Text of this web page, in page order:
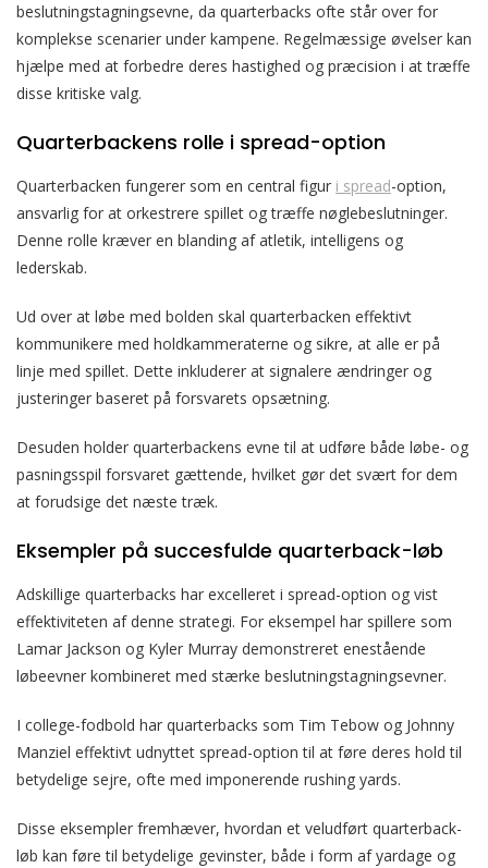
beslutningstagningsevne, da quarterbacks ofte står over for
komplekse scenarier under kampene. Regelmæssige øvelser kan
hjælpe med at forbedre deres hastighed og præcision i at træffe
disse kritiske valg.
Quarterbackens rolle i spread-option
Quarterbacken fungerer som en central figur i spread-option,
ansvarlig for at orkestrere spillet og træffe nøglebeslutninger.
Denne rolle kræver en blanding af atletik, intelligens og
lederskab.
Ud over at løbe med bolden skal quarterbacken effektivt
kommunikere med holdkammeraterne og sikre, at alle er på
linje med spillet. Dette inkluderer at signalere ændringer og
justeringer baseret på forsvarets opsætning.
Desuden holder quarterbackens evne til at udføre både løbe- og
pasningsspil forsvaret gættende, hvilket gør det svært for dem
at forudsige det næste træk.
Eksempler på succesfulde quarterback-løb
Adskillige quarterbacks har excelleret i spread-option og vist
effektiviteten af denne strategi. For eksempel har spillere som
Lamar Jackson og Kyler Murray demonstreret enestående
løbeevner kombineret med stærke beslutningstagningsevner.
I college-fodbold har quarterbacks som Tim Tebow og Johnny
Manziel effektivt udnyttet spread-option til at føre deres hold til
betydelige sejre, ofte med imponerende rushing yards.
Disse eksempler fremhæver, hvordan et veludført quarterback-
løb kan føre til betydelige gevinster, både i form af yardage og